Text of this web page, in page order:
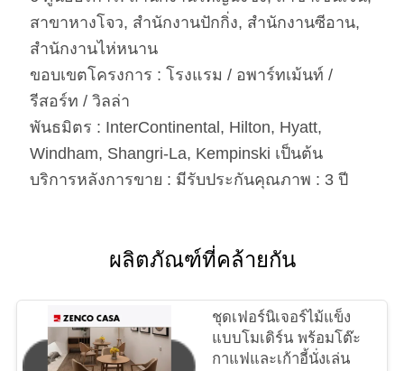
สาขาหางโจว, สำนักงานปักกิ่ง, สำนักงานซีอาน,
สำนักงานไห่หนาน
ขอบเขตโครงการ : โรงแรม / อพาร์ทเม้นท์ /
รีสอร์ท / วิลล่า
พันธมิตร : InterContinental, Hilton, Hyatt,
Windham, Shangri-La, Kempinski เป็นต้น
บริการหลังการขาย : มีรับประกันคุณภาพ : 3 ปี
ผลิตภัณฑ์ที่คล้ายกัน
ชุดเฟอร์นิเจอร์ไม้แข็ง
แบบโมเดิร์น พร้อมโต๊ะ
กาแฟและเก้าอี้นั่งเล่น